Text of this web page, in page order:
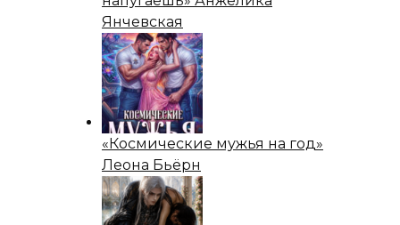
Янчевская
«Космические мужья на год»
Леона Бьёрн